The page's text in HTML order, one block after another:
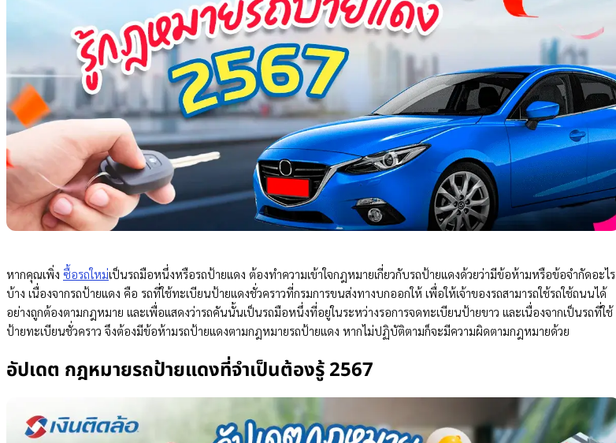
หากคุณเพิ่ง ซื้อรถใหม่เป็นรถมือหนึ่งหรือรถป้ายแดง ต้องทำความเข้าใจกฎหมายเกี่ยวกับรถป้ายแดงด้วยว่ามีข้อห้ามหรือข้อจำกัดอะไร
บ้าง เนื่องจากรถป้ายแดง คือ รถที่ใช้ทะเบียนป้ายแดงชั่วคราวที่กรมการขนส่งทางบกออกให้ เพื่อให้เจ้าของรถสามารถใช้รถใช้ถนนได้
อย่างถูกต้องตามกฎหมาย และเพื่อแสดงว่ารถคันนั้นเป็นรถมือหนึ่งที่อยู่ในระหว่างรอการจดทะเบียนป้ายขาว และเนื่องจากเป็นรถที่ใช้
ป้ายทะเบียนชั่วคราว จึงต้องมีข้อห้ามรถป้ายแดงตามกฎหมายรถป้ายแดง หากไม่ปฏิบัติตามก็จะมีความผิดตามกฎหมายด้วย
อัปเดต กฎหมายรถป้ายแดงที่จำเป็นต้องรู้ 2567